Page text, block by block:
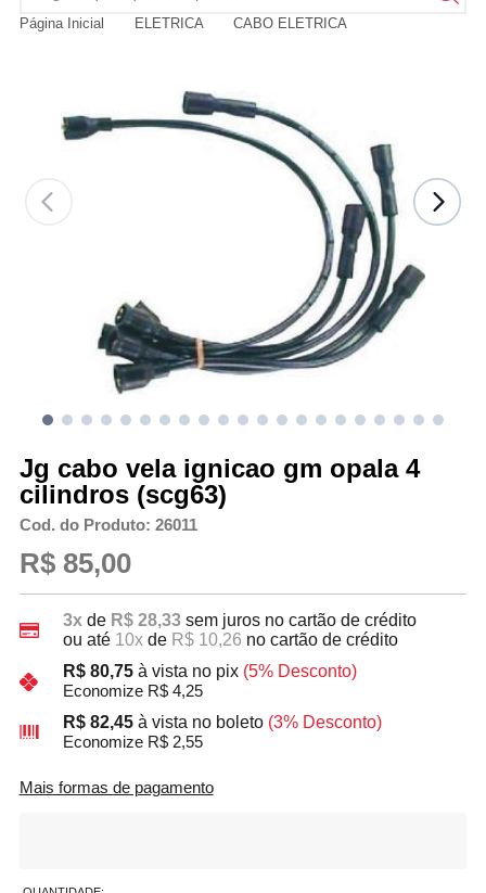
Página Inicial ELETRICA CABO ELETRICA
Jg cabo vela ignicao gm opala 4
cilindros (scg63)
Cod. do Produto: 26011
R$ 85,00
3xde R$ 28,33 sem juros no cartão de crédito
ou até 10xde R$ 10,26 no cartão de crédito
R$ 80,75 à vista no pix (5% Desconto)
Economize R$ 4,25
R$ 82,45 à vista no boleto (3% Desconto)
Economize R$ 2,55
Mais formas de pagamento